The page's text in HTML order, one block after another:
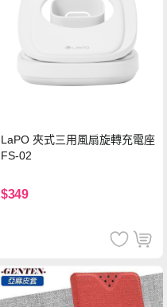
LaPO 夾式三用風扇旋轉充電座
FS-02
$349